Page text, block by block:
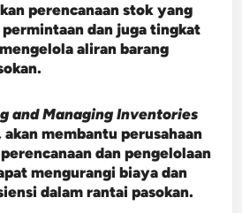
perencanaan stok yang
dan juga tingkat
aliran barang
and Managing Inventories
akan membantu perusahaan
dan pengelolaan
mengurangi biaya dan
dalam rantai pasokan.